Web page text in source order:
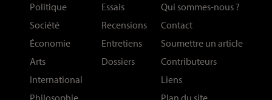
Politique
Société
Économie
Arts
International
Essais
Recensions
Entretiens
Dossiers
Qui sommes-nous ?
Contact
Soumettre un article
Contributeurs
Liens